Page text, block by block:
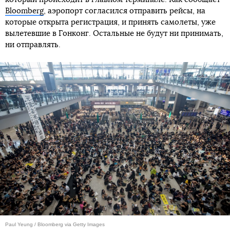
Bloomberg, аэропорт согласился отправить рейсы, на
которые открыта регистрация, и принять самолеты, уже
вылетевшие в Гонконг. Остальные не будут ни принимать,
ни отправлять.
Paul Yeung / Bloomberg via Getty Images